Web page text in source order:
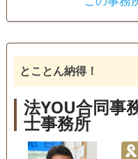
相続人調査
とことん納得！
法YOU合同事
士事務所